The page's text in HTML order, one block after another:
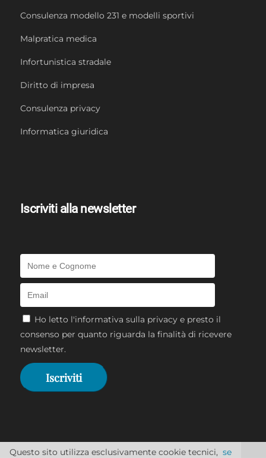
Consulenza modello 231 e modelli sportivi
Malpratica medica
Infortunistica stradale
Diritto di impresa
Consulenza privacy
Informatica giuridica
Iscriviti alla newsletter
Ho letto l'informativa sulla privacye presto il
consenso per quanto riguarda la finalità di ricevere
newsletter.
Questo sito utilizza esclusivamente cookie tecnici, se